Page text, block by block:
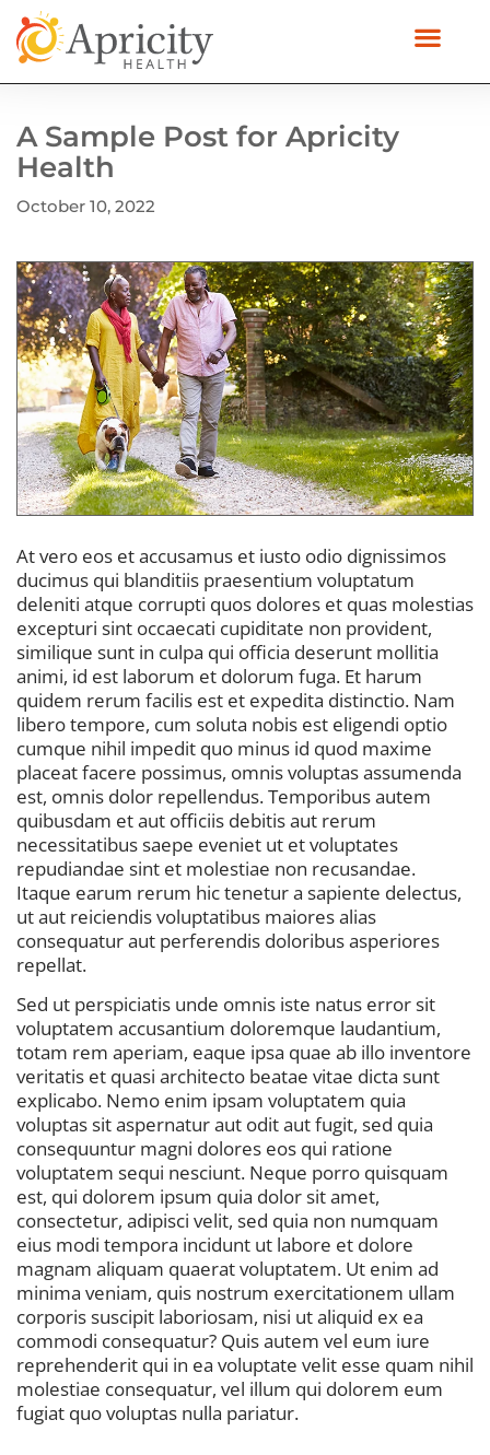
A Sample Post for Apricity
Health
October 10, 2022
At vero eos et accusamus et iusto odio dignissimos
ducimus qui blanditiis praesentium voluptatum
deleniti atque corrupti quos dolores et quas molestias
excepturi sint occaecati cupiditate non provident,
similique sunt in culpa qui officia deserunt mollitia
animi, id est laborum et dolorum fuga. Et harum
quidem rerum facilis est et expedita distinctio. Nam
libero tempore, cum soluta nobis est eligendi optio
cumque nihil impedit quo minus id quod maxime
placeat facere possimus, omnis voluptas assumenda
est, omnis dolor repellendus. Temporibus autem
quibusdam et aut officiis debitis aut rerum
necessitatibus saepe eveniet ut et voluptates
repudiandae sint et molestiae non recusandae.
Itaque earum rerum hic tenetur a sapiente delectus,
ut aut reiciendis voluptatibus maiores alias
consequatur aut perferendis doloribus asperiores
repellat.
Sed ut perspiciatis unde omnis iste natus error sit
voluptatem accusantium doloremque laudantium,
totam rem aperiam, eaque ipsa quae ab illo inventore
veritatis et quasi architecto beatae vitae dicta sunt
explicabo. Nemo enim ipsam voluptatem quia
voluptas sit aspernatur aut odit aut fugit, sed quia
consequuntur magni dolores eos qui ratione
voluptatem sequi nesciunt. Neque porro quisquam
est, qui dolorem ipsum quia dolor sit amet,
consectetur, adipisci velit, sed quia non numquam
eius modi tempora incidunt ut labore et dolore
magnam aliquam quaerat voluptatem. Ut enim ad
minima veniam, quis nostrum exercitationem ullam
corporis suscipit laboriosam, nisi ut aliquid ex ea
commodi consequatur? Quis autem vel eum iure
reprehenderit qui in ea voluptate velit esse quam nihil
molestiae consequatur, vel illum qui dolorem eum
fugiat quo voluptas nulla pariatur.